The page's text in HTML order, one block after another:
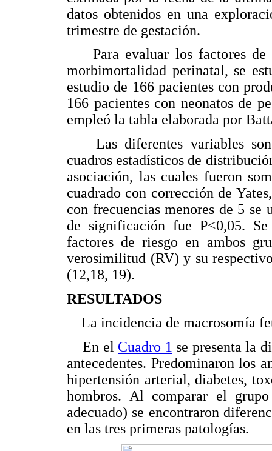
datos obtenidos en una
trimestre de gestación.
Para evaluar los factores de
morbimortalidad perinatal, se
estudio de 166 pacientes con
166 pacientes con neonatos de
empleó la tabla elaborada por
Las diferentes variables son
cuadros estadísticos de
asociación, las cuales fueron
cuadrado con corrección de
con frecuencias menores de 5
de significación fue P<0,05.
factores de riesgo en ambos
verosimilitud (RV) y su
(12,18, 19).
RESULTADOS
La incidencia de macrosomía
En el Cuadro 1 se presenta la
antecedentes. Predominaron los
hipertensión arterial, diabetes,
hombros. Al comparar el
adecuado) se encontraron
en las tres primeras patologías.